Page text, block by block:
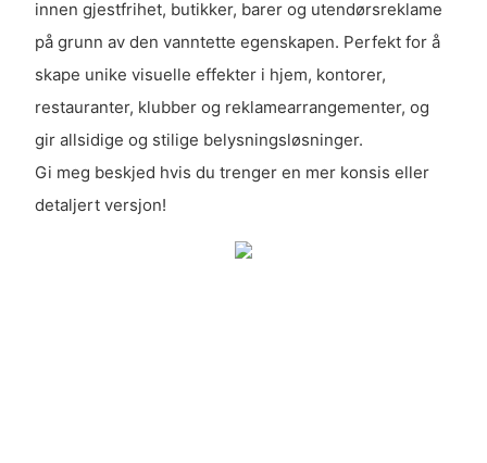
innen gjestfrihet, butikker, barer og utendørsreklame
på grunn av den vanntette egenskapen. Perfekt for å
skape unike visuelle effekter i hjem, kontorer,
restauranter, klubber og reklamearrangementer, og
gir allsidige og stilige belysningsløsninger.
Gi meg beskjed hvis du trenger en mer konsis eller
detaljert versjon!